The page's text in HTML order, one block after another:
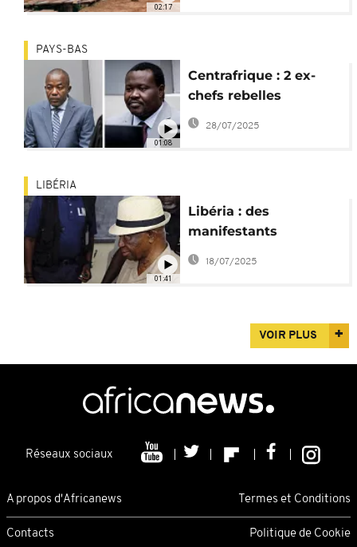
02:17
01:08
PAYS-BAS
Centrafrique : 2 ex-
chefs rebelles
condamnés pour
crimes de guerre
28/07/2025
01:41
LIBÉRIA
Libéria : des
manifestants
interpellent le
gouvernement à
18/07/2025
VOIR PLUS
Réseaux sociaux
A propos d'Africanews Termes et Conditions
Contacts Politique de Cookie